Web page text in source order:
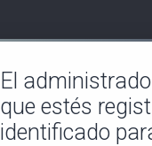
El
que estés
identificado